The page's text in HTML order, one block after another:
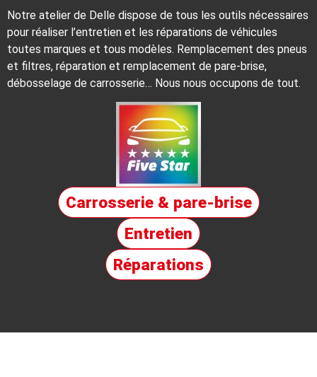
Notre atelier de Delle dispose de tous les outils nécessaires
pour réaliser l’entretien et les réparations de véhicules
toutes marques et tous modèles. Remplacement des pneus
et filtres, réparation et remplacement de pare-brise,
débosselage de carrosserie… Nous nous occupons de tout.
Carrosserie & pare-brise
Entretien
Réparations